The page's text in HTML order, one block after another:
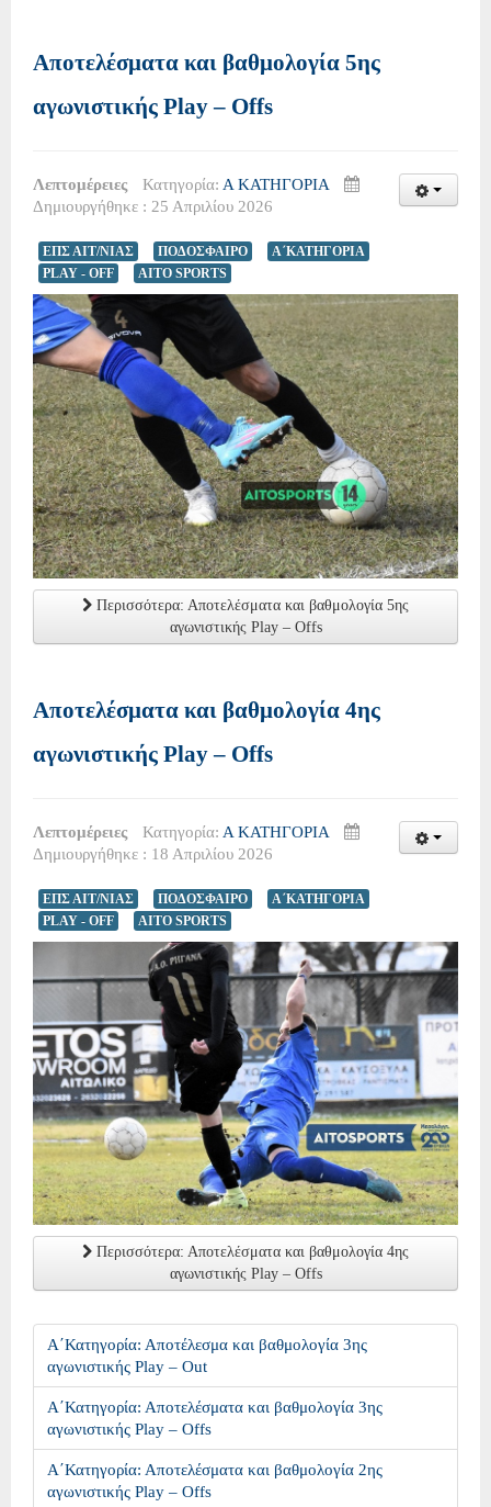
Αποτελέσματα και βαθμολογία 5ης
αγωνιστικής Play – Offs
Λεπτομέρειες Κατηγορία: Α ΚΑΤΗΓΟΡΙΑ
Δημιουργήθηκε : 25 Απριλίου 2026
ΕΠΣ ΑΙΤ/ΝΙΑΣ ΠΟΔΟΣΦΑΙΡΟ
Α΄ΚΑΤΗΓΟΡΙΑ
PLAY - OFF
AITO SPORTS
Περισσότερα: Αποτελέσματα και βαθμολογία 5ης
αγωνιστικής Play – Offs
Αποτελέσματα και βαθμολογία 4ης
αγωνιστικής Play – Offs
Λεπτομέρειες Κατηγορία: Α ΚΑΤΗΓΟΡΙΑ
Δημιουργήθηκε : 18 Απριλίου 2026
ΕΠΣ ΑΙΤ/ΝΙΑΣ ΠΟΔΟΣΦΑΙΡΟ
Α΄ΚΑΤΗΓΟΡΙΑ
PLAY - OFF
AITO SPORTS
Περισσότερα: Αποτελέσματα και βαθμολογία 4ης
αγωνιστικής Play – Offs
Α΄Κατηγορία: Αποτέλεσμα και βαθμολογία 3ης
αγωνιστικής Play – Out
Α΄Κατηγορία: Αποτελέσματα και βαθμολογία 3ης
αγωνιστικής Play – Offs
Α΄Κατηγορία: Αποτελέσματα και βαθμολογία 2ης
αγωνιστικής Play – Offs